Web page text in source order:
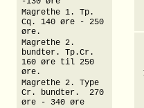
Magrethe 1. Tp.
Cq. 140 øre - 250
øre.
Magrethe 2.
bundter. Tp.Cr.
160 øre til 250
øre.
Magrethe 2. Type
Cr. bundter. 270
øre - 340 øre